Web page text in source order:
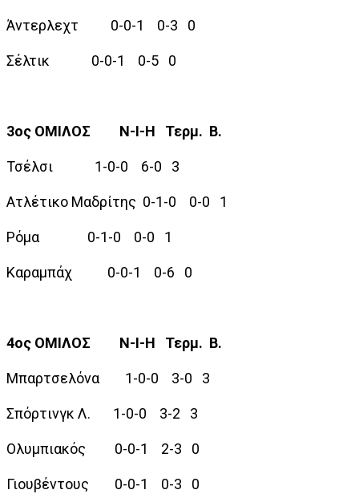
Άντερλεχτ 0-0-1 0-3 0
Σέλτικ 0-0-1 0-5 0
3ος ΟΜΙΛΟΣ Ν-Ι-Η Τερμ. Β.
Τσέλσι 1-0-0 6-0 3
Ατλέτικο Μαδρίτης 0-1-0 0-0 1
Ρόμα 0-1-0 0-0 1
Καραμπάχ 0-0-1 0-6 0
4ος ΟΜΙΛΟΣ Ν-Ι-Η Τερμ. Β.
Μπαρτσελόνα 1-0-0 3-0 3
Σπόρτινγκ Λ. 1-0-0 3-2 3
Ολυμπιακός 0-0-1 2-3 0
Γιουβέντους 0-0-1 0-3 0